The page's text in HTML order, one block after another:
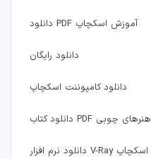
دانلود PDF آموزش اسکچاپ
دانلود رایگان
دانلود کامپوننت اسکچاپ
دانلود کتاب PDF هنرهای چوبی
دانلود نرم افزار V-Ray اسکچاپ